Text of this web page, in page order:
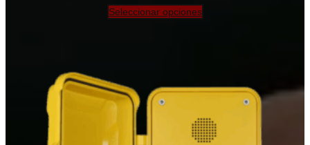
Seleccionar opciones